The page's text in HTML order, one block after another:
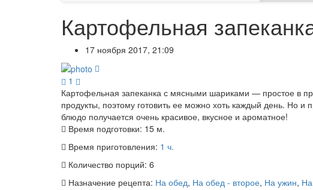
Картофельная
17 ноября 2017, 21:09
1
Картофельная запеканка с мясными шариками — простое в
продукты, поэтому готовить ее можно хоть каждый день. Но
блюдо получается очень красивое, вкусное и ароматное!
Время подготовки: 15 м.
Время приготовления: 1 ч.
Количество порций: 6
Назначение рецепта: На обед, На обед - второе, На ужин,